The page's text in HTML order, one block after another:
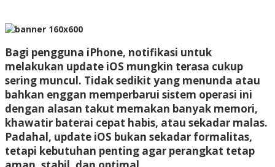
Bagi pengguna iPhone, notifikasi untuk
melakukan update iOS mungkin terasa cukup
sering muncul. Tidak sedikit yang menunda atau
bahkan enggan memperbarui sistem operasi ini
dengan alasan takut memakan banyak memori,
khawatir baterai cepat habis, atau sekadar malas.
Padahal, update iOS bukan sekadar formalitas,
tetapi kebutuhan penting agar perangkat tetap